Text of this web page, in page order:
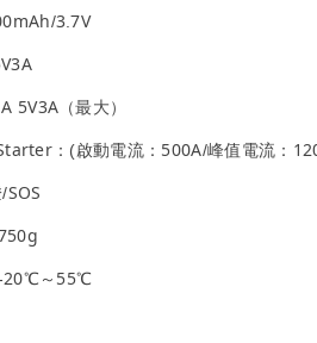
3.7V
5V3A（最大）
：(啟動電流：500A/峰值電流：
20℃～55℃